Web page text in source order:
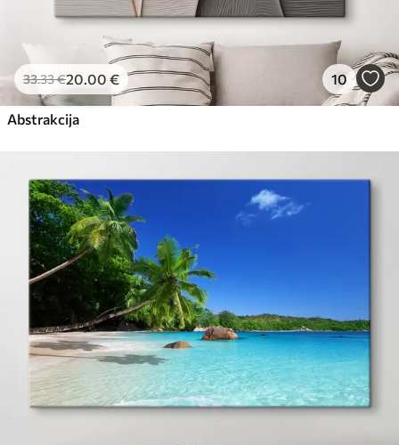
33.33€20.00 € 10
Abstrakcija